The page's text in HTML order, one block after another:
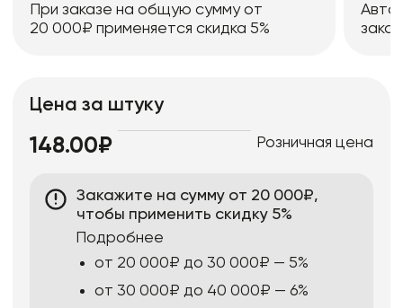
При заказе на общую сумму от
20 000₽ применяется скидка 5%
Цена за штуку
148.00₽ Розничная цена
Закажите на сумму от 20 000₽,
чтобы применить скидку 5%
Подробнее
от 20 000₽ до 30 000₽ — 5%
от 30 000₽ до 40 000₽ — 6%